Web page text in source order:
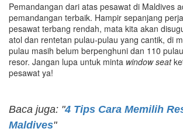
Pemandangan dari atas pesawat di Maldives
pemandangan terbaik. Hampir sepanjang
pesawat terbang rendah, mata kita akan
atol dan rentetan pulau-pulau yang cantik, di
pulau masih belum berpenghuni dan 110
resor. Jangan lupa untuk minta window seat
pesawat ya!
Baca juga: "4 Tips Cara Memilih
Maldives"